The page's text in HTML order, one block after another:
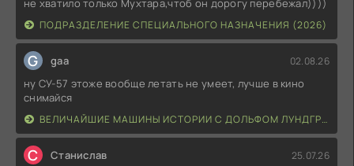
не хватило только Мухтара,чтоб он дорогу перебежал))))
ПОДРАЗДЕЛЕНИЕ СПЕЦИАЛЬНОГО НАЗНАЧЕНИЯ (2026)
G gaa 02.08.26
ну СУ-57 этоже вообще летать не умеет, лучше в кино
снимайся
ВЕЛИЧАЙШИЕ МАШИНЫ ИСТОРИИ С ДОЛЬФОМ ЛУНДГРЕНОМ (2026)
С Станислав 25.07.26